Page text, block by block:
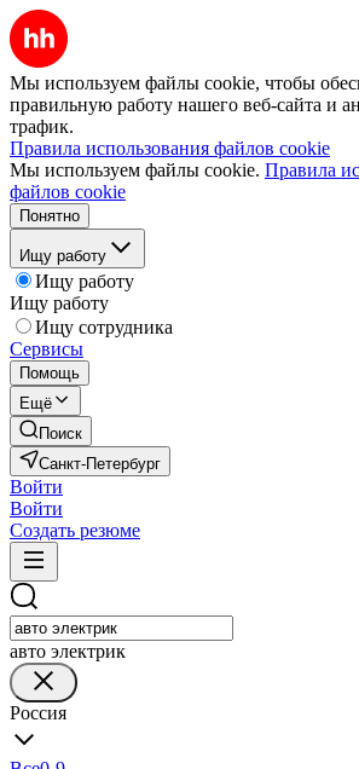
Мы используем файлы cookie, чтобы
правильную работу нашего веб-сайта и
трафик.
Правила использования файлов cookie
Мы используем файлы cookie. Правила
файлов cookie
Понятно
Ищу работу
Ищу работу
Ищу работу
Ищу сотрудника
Сервисы
Помощь
Ещё
Поиск
Санкт-Петербург
Войти
Войти
Создать резюме
авто электрик
Россия